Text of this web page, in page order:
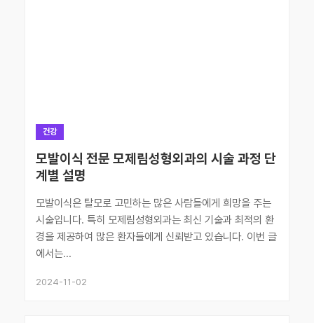
건강
모발이식 전문 모제림성형외과의 시술 과정 단
계별 설명
모발이식은 탈모로 고민하는 많은 사람들에게 희망을 주는
시술입니다. 특히 모제림성형외과는 최신 기술과 최적의 환
경을 제공하여 많은 환자들에게 신뢰받고 있습니다. 이번 글
에서는...
2024-11-02